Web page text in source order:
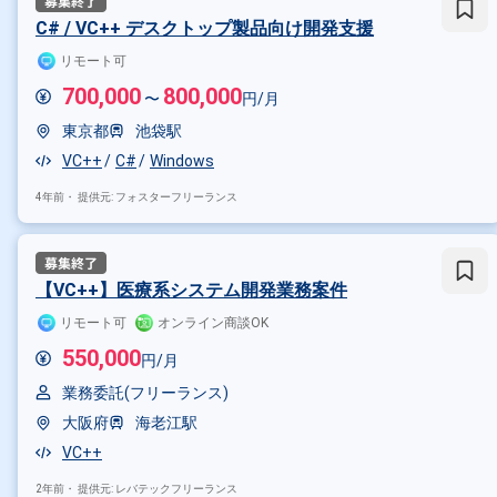
C# / VC++ デスクトップ製品向け開発支援
リモート可
700,000 〜 800,000円/月
東京都
池袋駅
VC++
C# Windows
4年前・ 提供元: フォスターフリーランス
【VC++】医療系システム開発業務案件
リモート可 オンライン商談OK
550,000円/月
業務委託(フリーランス)
大阪府
海老江駅
VC++
2年前・ 提供元: レバテックフリーランス
C++ C Windows Linux
サーバーサイドエンジニア